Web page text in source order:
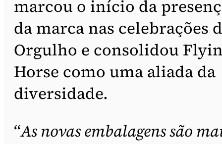
marcou o início da
da marca nas celebrações
Orgulho e consolidou
Horse como uma aliada da
diversidade.
“As novas embalagens são